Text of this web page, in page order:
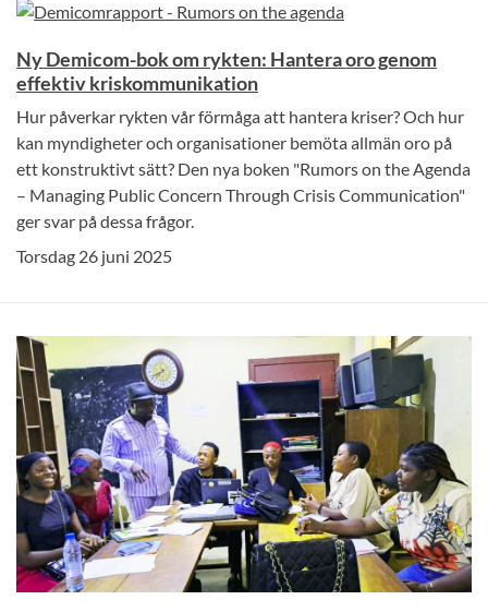
Ny Demicom-bok om rykten: Hantera oro genom
effektiv kriskommunikation
Hur påverkar rykten vår förmåga att hantera kriser? Och hur
kan myndigheter och organisationer bemöta allmän oro på
ett konstruktivt sätt? Den nya boken "Rumors on the Agenda
– Managing Public Concern Through Crisis Communication"
ger svar på dessa frågor.
Torsdag 26 juni 2025